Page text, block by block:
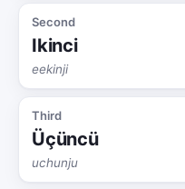
Second
Ikinci
eekinji
Third
Üçüncü
uchunju